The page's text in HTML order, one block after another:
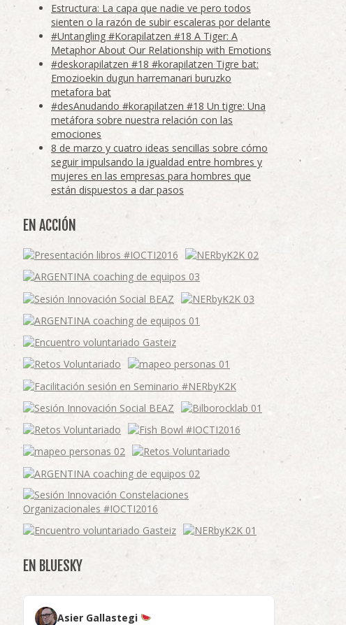
Estructura: La capa que nadie ve pero todos
sienten o la razón de subir escaleras por delante
#Untangling #Korapilatzen #18 A Tiger: A
Metaphor About Our Relationship with Emotions
#deskorapilatzen #18 #korapilatzen Tigre bat:
Emozioekin dugun harremanari buruzko
metafora bat
#desAnudando #korapilatzen #18 Un tigre: Una
metáfora sobre nuestra relación con las
emociones
8 de marzo y cuatro ideas sencillas sobre cómo
seguir impulsando la igualdad entre hombres y
mujeres en las empresas para hombres que
están dispuestos a dar pasos
EN ACCIÓN
EN BLUESKY
Asier Gallastegi